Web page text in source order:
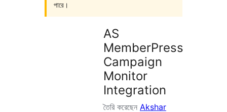
পারে।
AS
MemberPress
Campaign
Monitor
Integration
তৈরি করেছেন Akshar